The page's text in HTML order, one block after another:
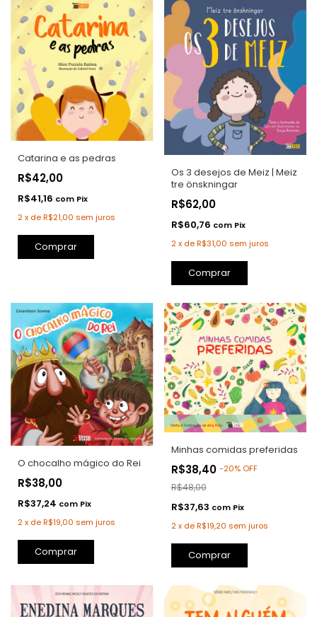
Catarina e as pedras
R$42,00
R$41,16 com Pix
2x deR$21,00 sem juros
Comprar
Os 3 desejos de Meiz | Meiz
tre önskningar
R$62,00
R$60,76 com Pix
2 x deR$31,00 sem juros
Comprar
O chocalho mágico do Rei
R$38,00
R$37,24 com Pix
2x deR$19,00 sem juros
Comprar
Minhas comidas preferidas
R$38,40 -20% OFF
R$48,00
R$37,63 com Pix
2 x deR$19,20 sem juros
Comprar